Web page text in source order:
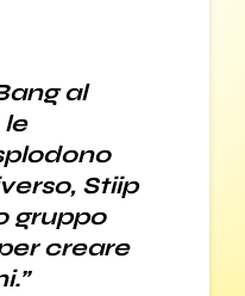
al
Stiip
gruppo
creare